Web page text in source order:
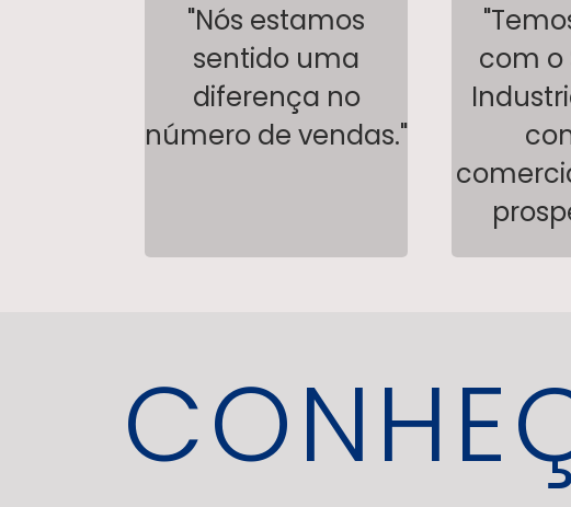
"Nós estamos
sentido uma
diferença no
número de vendas."
com o